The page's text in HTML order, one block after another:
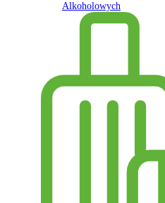
Alkoholowych